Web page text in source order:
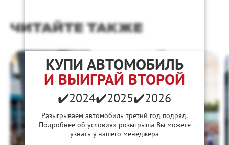
ЧИТАЙТЕ ТАКЖЕ
КУПИ АВТОМОБИЛЬ
И ВЫИГРАЙ ВТОРОЙ
✔️2024✔️2025✔️2026
Разыгрываем автомобиль третий год подряд.
Подробнее об условиях розыгрыша Вы можете
узнать у нашего менеджера